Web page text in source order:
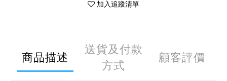
加入追蹤清單
商品描述
送貨及付款
方式
顧客評價